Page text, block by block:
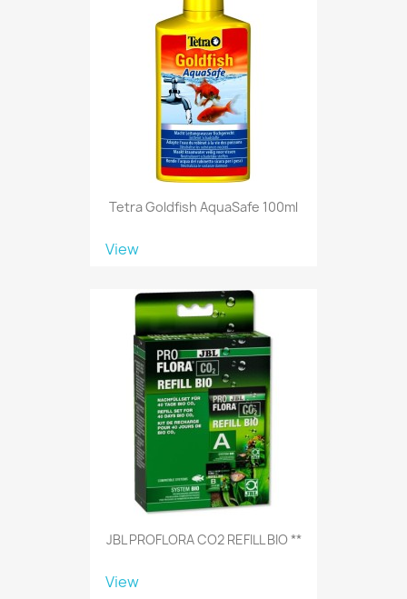
Tetra Goldfish AquaSafe 100ml
View
JBL PROFLORA CO2 REFILL BIO **
View